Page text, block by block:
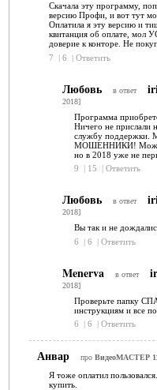
Скачала эту программу,
версию Профи, и вот тут
Оплатила я эту версию и
квитанция об оплате,
доверие к конторе. Не
7
| 6 | Ответить
Любовь в ответ
2018]
Программа
Ничего не прислали
службу
МОШЕННИКИ! Может
но в 2018 уже не
9
| 15 | Ответить
Любовь в ответ
2018]
Вы так и не
6
| 6 | Ответить
Menerva в ответ
2018]
Проверьте папку
инструкциям и все
6
| 6 | Ответить
Анвар про ВидеоМАСТЕР
Я тоже оплатил
купить.